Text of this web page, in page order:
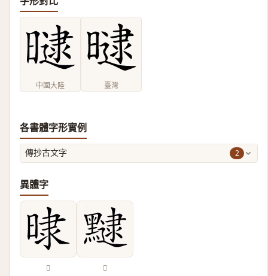
中國大陸 臺灣
各書體字形實例
傳抄古文字 2
異體字
𣇨 𪒡